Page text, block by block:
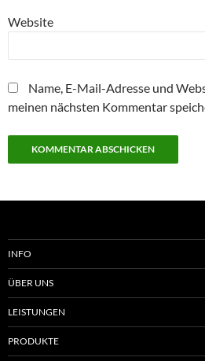
Website
Name, E-Mail-Adresse und
meinen nächsten Kommentar
INFO
ÜBER UNS
LEISTUNGEN
PRODUKTE